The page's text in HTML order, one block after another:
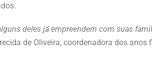
deles já empreendem com suas
de Oliveira, coordenadora dos anos